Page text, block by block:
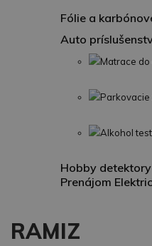
Fólie a
Auto
Matrace do
Alkohol
Hobby detektory
Prenájom
RAMIZ